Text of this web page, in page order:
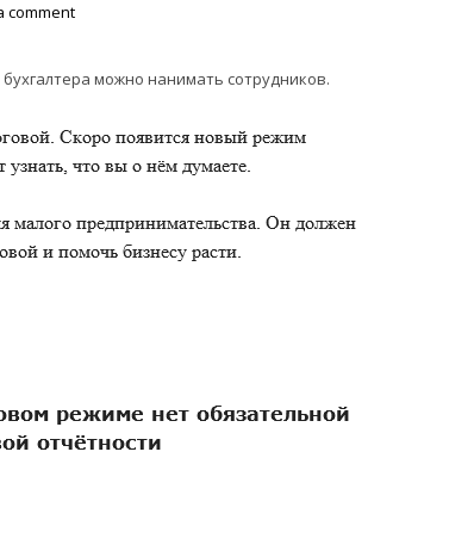
comment
можно нанимать сотрудников.